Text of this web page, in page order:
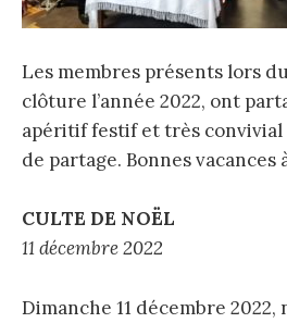
Les membres présents lors
clôture l’année 2022, ont
apéritif festif et très convivial
de partage. Bonnes vacances
CULTE DE NOËL
11 décembre 2022
Dimanche 11 décembre